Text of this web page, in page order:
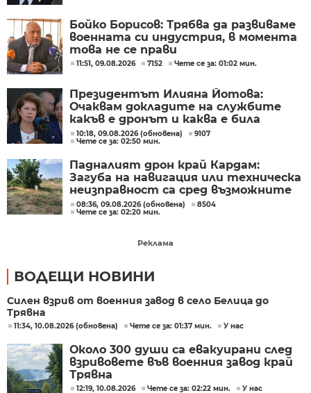
Бойко Борисов: Трябва да развиваме
военната си индустрия, в момента
това не се прави
11:51, 09.08.2026 7152 Чете се за: 01:02 мин.
Президентът Илияна Йотова:
Очаквам докладите на службите
какъв е дронът и каква е била
неговата роля
10:18, 09.08.2026 (обновена)
9107
Чете се за: 02:50 мин.
Падналият дрон край Кардам:
Загуба на навигация или техническа
неизправност са сред възможните
причини
08:36, 09.08.2026 (обновена)
8504
Чете се за: 02:20 мин.
Реклама
ВОДЕЩИ НОВИНИ
Силен взрив от военния завод в село Белица до
Трявна
11:34, 10.08.2026 (обновена) Чете се за: 01:37 мин. У нас
Около 300 души са евакуирани след
взривовете във военния завод край
Трявна
12:19, 10.08.2026 Чете се за: 02:22 мин. У нас